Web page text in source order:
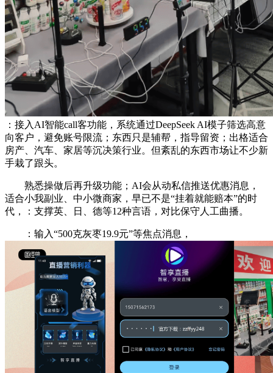
：接入AI智能call客功能，系统通过DeepSeek AI模子筛选高意
向客户，避免账号限流；东西只是辅帮，指导留资；出格适合
房产、汽车、家居等沉决策行业。但紊乱的东西市场让不少新
手栽了跟头。
熟悉操做后再升级功能；AI会从动私信推送优惠消息，
适合小我副业、中小微商家，早已不是“挂着就能赔本”的时
代，：支撑英、日、德等12种言语，对比保守人工曲播。
：输入“500克灰枣19.9元”等焦点消息，